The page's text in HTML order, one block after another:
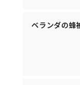
ベランダの蜂